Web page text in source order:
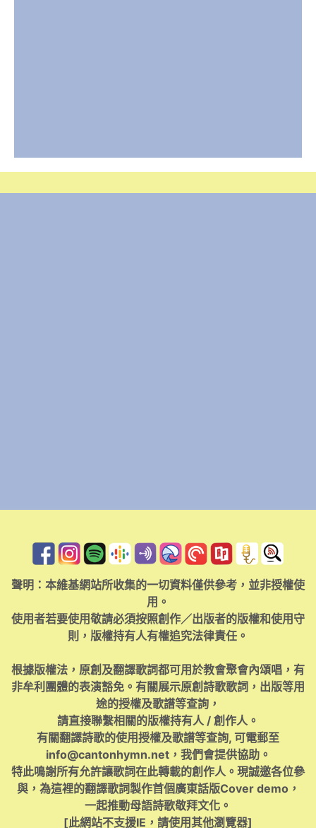
聲明：本維基網站所收集的一切資料僅供參考，並非授權使
用。
使用者若要使用敬請必須按照創作／出版者的版權和使用守
則，版權持有人有權追究法律責任。
根據版權法，原創及翻譯歌詞都可用於教會聚會內頌唱，有
非牟利團體的表演豁免。有關展示原創詩歌歌詞，出版等用
途的授權及歌譜等查詢，
請直接聯繫相關的版權持有人 / 創作人。
有關翻譯詩歌的使用授權及歌譜等查詢, 可電郵至
info@cantonhymn.net，我們會提供協助。
特此鳴謝所有允許讓歌詞在此轉載的創作人。現誠邀各位參
與，為這裡的翻譯歌詞製作首個廣東話版Cover demo，
一起推動母語詩歌敬拜文化。
[此網站不支援IE，請使用其他瀏覽器]